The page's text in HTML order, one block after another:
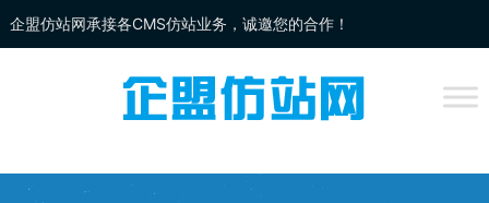
企盟仿站网承接各CMS仿站业务，诚邀您的合作！
DEDECMS仿站 、WORDPRESS仿站
、网站兼容等服务，欢迎您的访问！